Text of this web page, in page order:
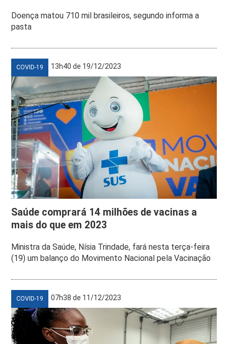
Doença matou 710 mil brasileiros, segundo informa a
pasta
COVID-19 13h40 de 19/12/2023
Saúde comprará 14 milhões de vacinas a
mais do que em 2023
Ministra da Saúde, Nísia Trindade, fará nesta terça-feira
(19) um balanço do Movimento Nacional pela Vacinação
COVID-19 07h38 de 11/12/2023